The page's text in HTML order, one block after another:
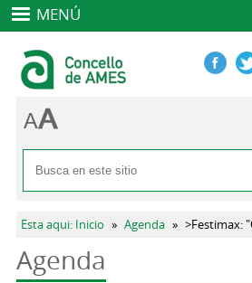
MENÚ
Formulario de
Buscar
Se encuentra usted aquí
Esta aqui: Inicio » Agenda » >Festimax:
Agenda